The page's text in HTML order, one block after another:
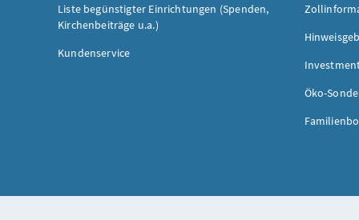
Liste begünstigter Einrichtungen (Spenden,
Kirchenbeiträge u.a.)
Kundenservice
Öko-